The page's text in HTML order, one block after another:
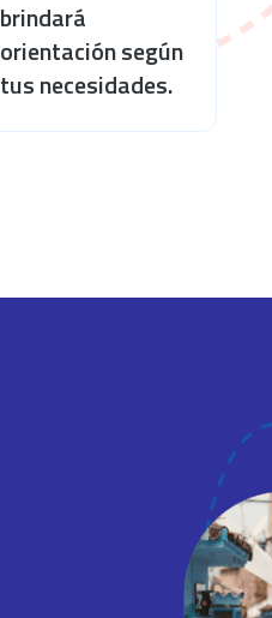
brindará
orientación según
tus necesidades.